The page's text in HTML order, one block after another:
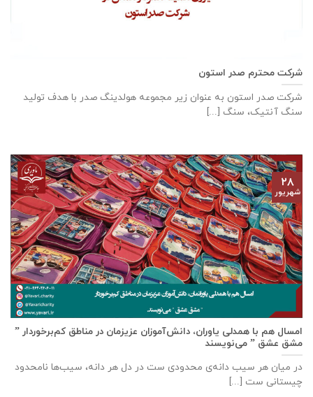
شرکت محترم صدر استون
شرکت صدر استون به عنوان زیر مجموعه هولدینگ صدر با هدف تولید
سنگ آنتیک، سنگ [...]
امسال هم با همدلی یاوران، دانش‌آموزان عزیزمان در مناطق کم‌برخوردار ”
مشق عشق ” می‌نویسند
در میان هر سیب دانه‌ی محدودی ست در دل هر دانه، سیب‌ها نامحدود
چیستانی ست [...]
۲۸
شهریور